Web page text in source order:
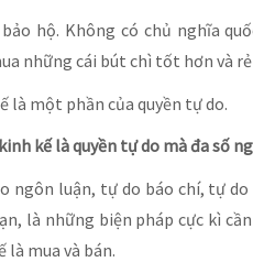
hộ. Không có chủ nghĩa
những cái bút chì tốt hơn và
là một phần của quyền tự do.
kế là quyền tự do mà đa số
ngôn luận, tự do báo chí, tự
là những biện pháp cực kì
là mua và bán.